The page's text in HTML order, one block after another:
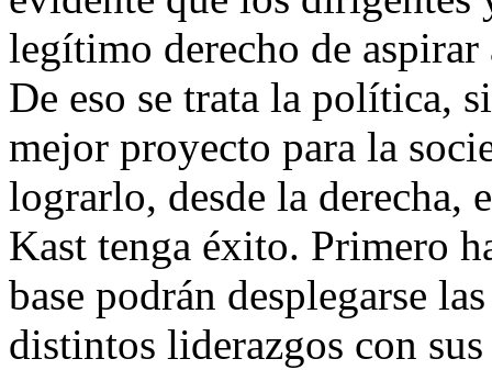
legítimo derecho de
De eso se trata la política,
mejor proyecto para la
lograrlo, desde la derecha,
Kast tenga éxito. Primero
base podrán desplegarse
distintos liderazgos con sus